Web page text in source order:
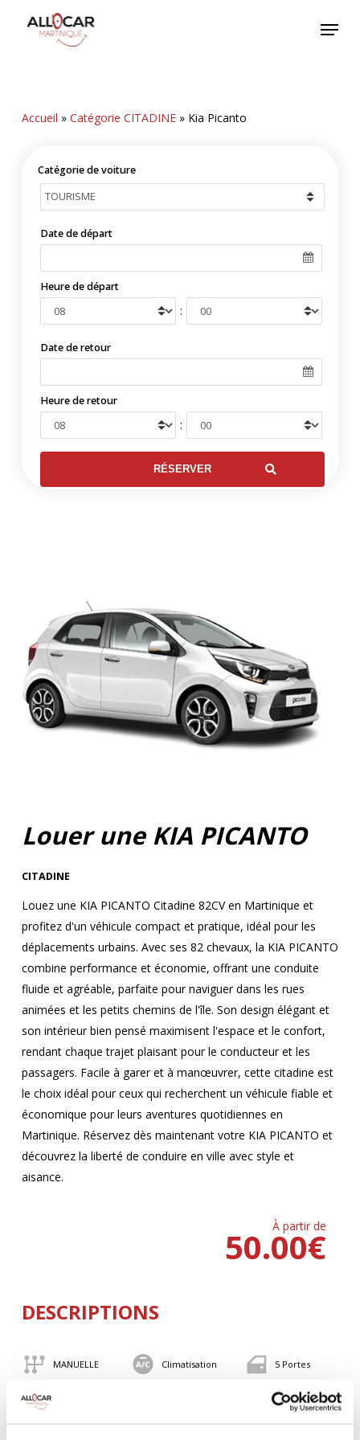
Menu
Accueil » Catégorie CITADINE» Kia Picanto
Catégorie de voiture
Date de départ
Heure de départ
:
Date de retour
Heure de retour
:
Louer une KIA PICANTO
CITADINE
Louez une KIA PICANTO Citadine 82CV en Martinique et
profitez d'un véhicule compact et pratique, idéal pour les
déplacements urbains. Avec ses 82 chevaux, la KIA PICANTO
combine performance et économie, offrant une conduite
fluide et agréable, parfaite pour naviguer dans les rues
animées et les petits chemins de l'île. Son design élégant et
son intérieur bien pensé maximisent l'espace et le confort,
rendant chaque trajet plaisant pour le conducteur et les
passagers. Facile à garer et à manœuvrer, cette citadine est
le choix idéal pour ceux qui recherchent un véhicule fiable et
économique pour leurs aventures quotidiennes en
Martinique. Réservez dès maintenant votre KIA PICANTO et
découvrez la liberté de conduire en ville avec style et
aisance.
À partir de
€
50.00
DESCRIPTIONS
MANUELLE Climatisation 5 Portes
BLUETOOTH 82 CV
Valise